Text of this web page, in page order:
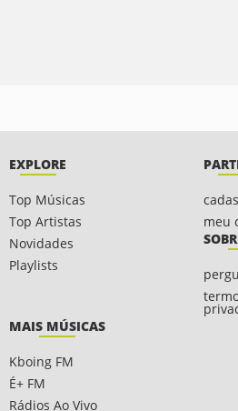
EXPLORE
Top Músicas
Top Artistas
Novidades
Playlists
meu
MAIS MÚSICAS
Kboing FM
É+ FM
Rádios Ao Vivo